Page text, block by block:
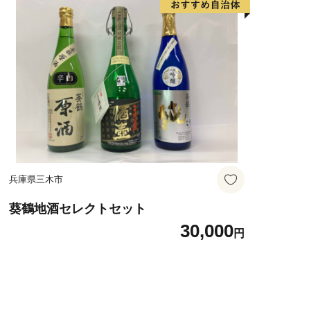
兵庫県三木市
葵鶴地酒セレクトセット
30,000円